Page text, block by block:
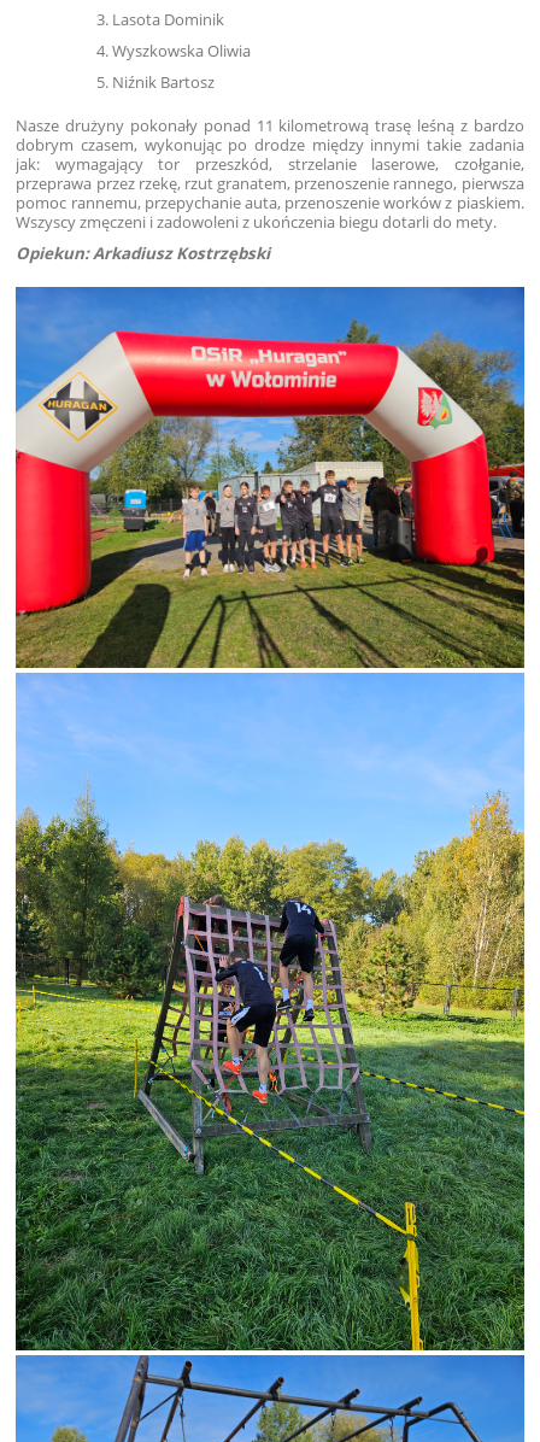
Lasota Dominik
Wyszkowska Oliwia
Niźnik Bartosz
Nasze drużyny pokonały ponad 11 kilometrową trasę leśną z bardzo
dobrym czasem, wykonując po drodze między innymi takie zadania
jak: wymagający tor przeszkód, strzelanie laserowe, czołganie,
przeprawa przez rzekę, rzut granatem, przenoszenie rannego, pierwsza
pomoc rannemu, przepychanie auta, przenoszenie worków z piaskiem.
Wszyscy zmęczeni i zadowoleni z ukończenia biegu dotarli do mety.
Opiekun: Arkadiusz Kostrzębski